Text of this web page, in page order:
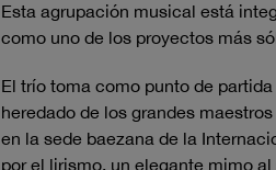
Esta agrupación musical está
como uno de los proyectos más
El trío toma como punto de
heredado de los grandes
en la sede baezana de la
por el lirismo, un elegante mimo